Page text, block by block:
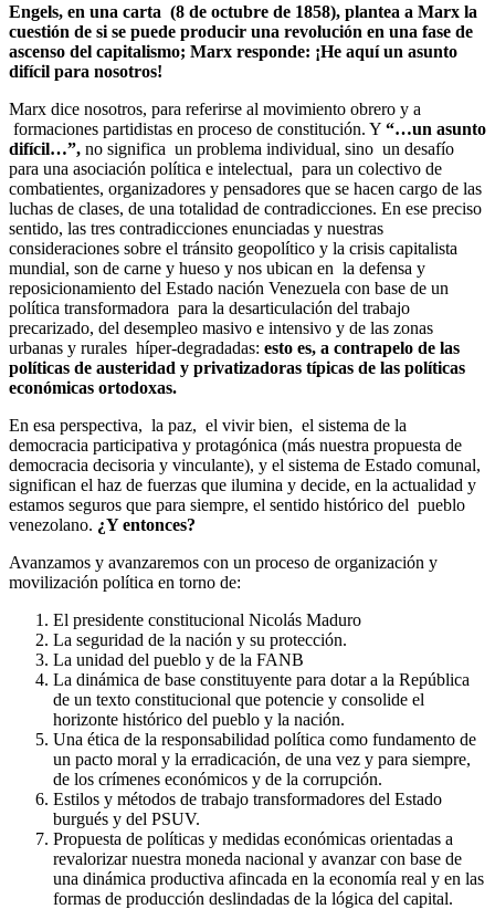
Engels, en una carta (8 de octubre de 1858), plantea a Marx la
cuestión de si se puede producir una revolución en una fase de
ascenso del capitalismo; Marx responde: ¡He aquí un asunto
difícil para nosotros!
Marx dice nosotros, para referirse al movimiento obrero y a
formaciones partidistas en proceso de constitución. Y “…un asunto
difícil…”, no significa un problema individual, sino un desafío
para una asociación política e intelectual, para un colectivo de
combatientes, organizadores y pensadores que se hacen cargo de las
luchas de clases, de una totalidad de contradicciones. En ese preciso
sentido, las tres contradicciones enunciadas y nuestras
consideraciones sobre el tránsito geopolítico y la crisis capitalista
mundial, son de carne y hueso y nos ubican en la defensa y
reposicionamiento del Estado nación Venezuela con base de un
política transformadora para la desarticulación del trabajo
precarizado, del desempleo masivo e intensivo y de las zonas
urbanas y rurales híper-degradadas: esto es, a contrapelo de las
políticas de austeridad y privatizadoras típicas de las políticas
económicas ortodoxas.
En esa perspectiva, la paz, el vivir bien, el sistema de la
democracia participativa y protagónica (más nuestra propuesta de
democracia decisoria y vinculante), y el sistema de Estado comunal,
significan el haz de fuerzas que ilumina y decide, en la actualidad y
estamos seguros que para siempre, el sentido histórico del pueblo
venezolano. ¿Y entonces?
Avanzamos y avanzaremos con un proceso de organización y
movilización política en torno de:
El presidente constitucional Nicolás Maduro
La seguridad de la nación y su protección.
La unidad del pueblo y de la FANB
La dinámica de base constituyente para dotar a la República
de un texto constitucional que potencie y consolide el
horizonte histórico del pueblo y la nación.
Una ética de la responsabilidad política como fundamento de
un pacto moral y la erradicación, de una vez y para siempre,
de los crímenes económicos y de la corrupción.
Estilos y métodos de trabajo transformadores del Estado
burgués y del PSUV.
Propuesta de políticas y medidas económicas orientadas a
revalorizar nuestra moneda nacional y avanzar con base de
una dinámica productiva afincada en la economía real y en las
formas de producción deslindadas de la lógica del capital.